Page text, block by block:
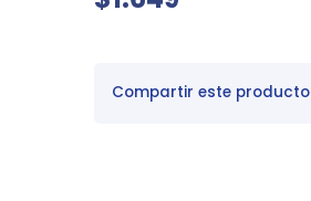
Compartir este producto